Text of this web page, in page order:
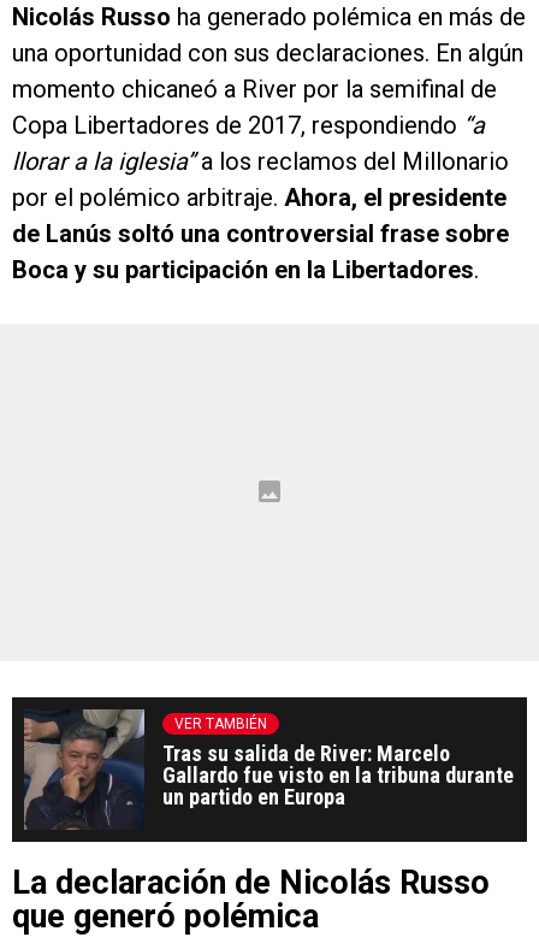
Nicolás Russo ha generado polémica en más de
una oportunidad con sus declaraciones. En algún
momento chicaneó a River por la semifinal de
Copa Libertadores de 2017, respondiendo “a
llorar a la iglesia”a los reclamos del Millonario
por el polémico arbitraje. Ahora, el presidente
de Lanús soltó una controversial frase sobre
Boca y su participación en la Libertadores.
VER TAMBIÉN
Tras su salida de River: Marcelo
Gallardo fue visto en la tribuna durante
un partido en Europa
La declaración de Nicolás Russo
que generó polémica